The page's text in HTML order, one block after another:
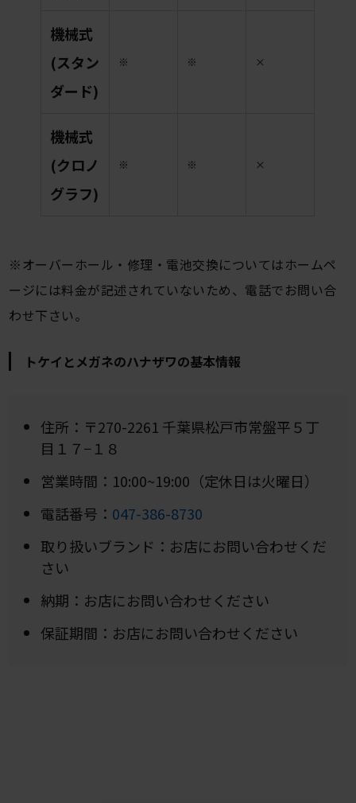
機械式
(スタン
ダード)
※ ※ ×
機械式
(クロノ
グラフ)
※ ※ ×
※オーバーホール・修理・電池交換についてはホームペ
ージには料金が記述されていないため、電話でお問い合
わせ下さい。
トケイとメガネのハナザワの基本情報
住所：〒270-2261 千葉県松戸市常盤平５丁
目１７−１８
営業時間：10:00~19:00（定休日は火曜日）
電話番号： 047-386-8730
取り扱いブランド：お店にお問い合わせくだ
さい
納期：お店にお問い合わせください
保証期間：お店にお問い合わせください